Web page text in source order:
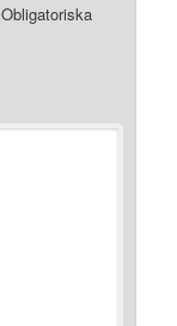
Obligatoriska